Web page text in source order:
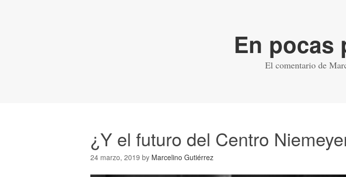
En pocas
El comentario de
¿Y el futuro del Centro
24 marzo, 2019 by Marcelino Gutiérrez